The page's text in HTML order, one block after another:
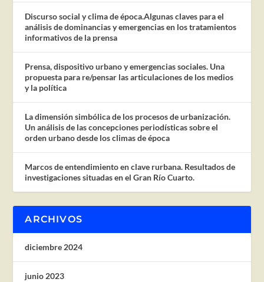
Discurso social y clima de época.Algunas claves para el
análisis de dominancias y emergencias en los tratamientos
informativos de la prensa
Prensa, dispositivo urbano y emergencias sociales. Una
propuesta para re/pensar las articulaciones de los medios
y la política
La dimensión simbólica de los procesos de urbanización.
Un análisis de las concepciones periodísticas sobre el
orden urbano desde los climas de época
Marcos de entendimiento en clave rurbana. Resultados de
investigaciones situadas en el Gran Río Cuarto.
ARCHIVOS
diciembre 2024
junio 2023